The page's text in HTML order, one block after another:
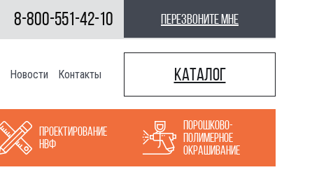
8-800-551-42-10 перезвоните мне
Новости Контакты Каталог
Проектирование
НВФ
Порошково-
полимерное
окрашивание